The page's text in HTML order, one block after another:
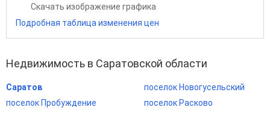
Скачать изображение графика
Подробная таблица изменения цен
Недвижимость в Саратовской области
Саратов
поселок Пробуждение
поселок Новогусельский
поселок Расково